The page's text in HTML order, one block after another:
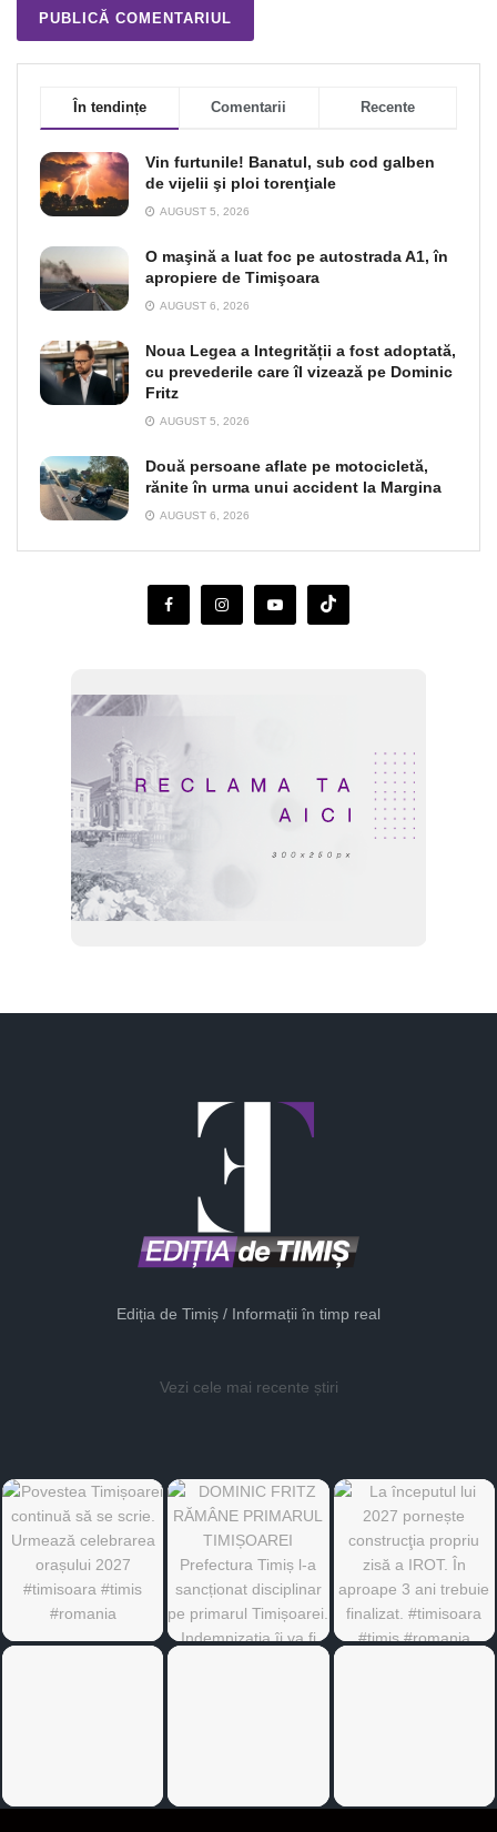
În tendințe Comentarii Recente
Vin furtunile! Banatul, sub cod galben
de vijelii şi ploi torenţiale
AUGUST 5, 2026
O maşină a luat foc pe autostrada A1, în
apropiere de Timişoara
AUGUST 6, 2026
Noua Legea a Integrității a fost adoptată,
cu prevederile care îl vizează pe Dominic
Fritz
AUGUST 5, 2026
Două persoane aflate pe motocicletă,
rănite în urma unui accident la Margina
AUGUST 6, 2026
Ediția de Timiș / Informații în timp real
Vezi cele mai recente știri